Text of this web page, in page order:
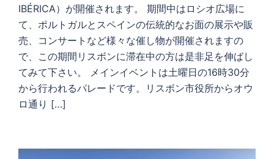
IBÉRICA）が開催されます。 期間中はロシオ広場に
て、ポルトガルとスペインの伝統的なお面の展示や販
売、コンサートなど様々な催し物が開催されますの
で、この期間リスボンに滞在中の方は是非足を伸ばし
てみて下さい。 メインイベントは土曜日の16時30分
から行われるパレードです。リスボン市役所からオウ
ロ通り […]